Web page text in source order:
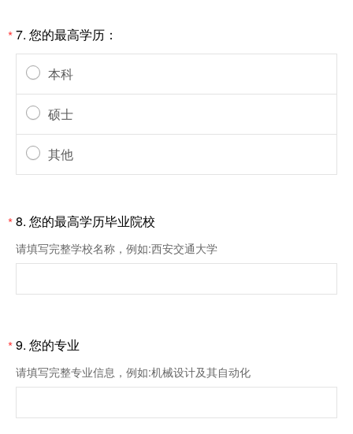
*7. 您的最高学历：
本科
硕士
其他
*8. 您的最高学历毕业院校
请填写完整学校名称，例如:西安交通大学
*9. 您的专业
请填写完整专业信息，例如:机械设计及其自动化